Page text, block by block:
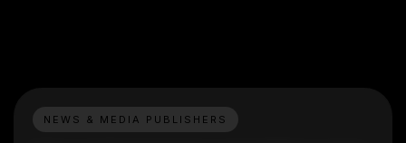
NEWS & MEDIA PUBLISHERS